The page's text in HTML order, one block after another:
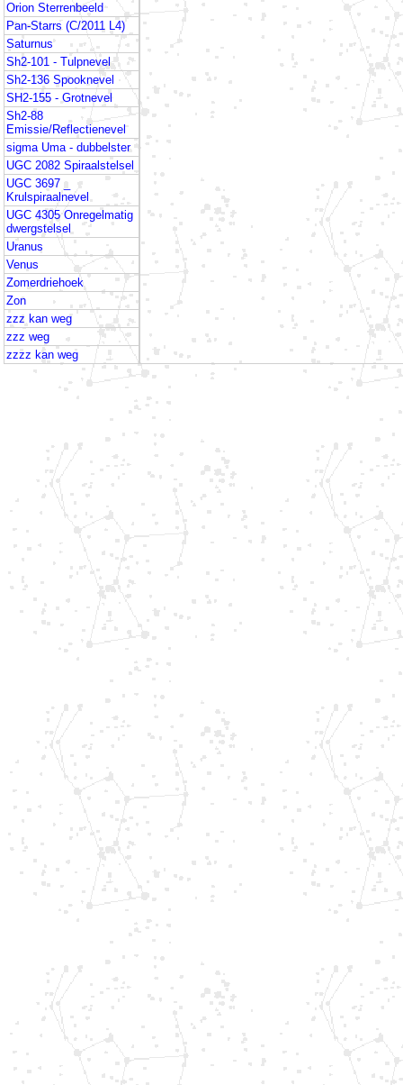
Orion Sterrenbeeld
Pan-Starrs (C/2011 L4)
Saturnus
Sh2-101 - Tulpnevel
Sh2-136 Spooknevel
SH2-155 - Grotnevel
Sh2-88
Emissie/Reflectienevel
sigma Uma - dubbelster
UGC 2082 Spiraalstelsel
UGC 3697 _
Krulspiraalnevel
UGC 4305 Onregelmatig
dwergstelsel
Uranus
Venus
Zomerdriehoek
Zon
zzz kan weg
zzz weg
zzzz kan weg